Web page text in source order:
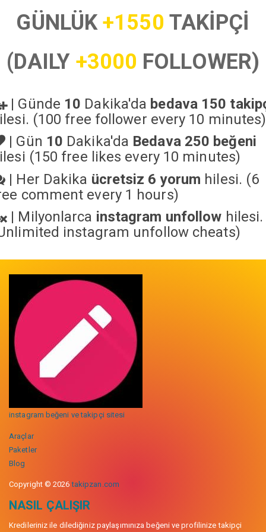
GÜNLÜK+1550 TAKİPÇİ
(DAILY +3000 FOLLOWER)
| Günde 10 Dakika'da bedava 150
(100 free follower every 10 minutes)
| Gün 10 Dakika'da Bedava 250 beğeni
(150 free likes every 10 minutes)
| Her Dakika ücretsiz 6 yorum hilesi. (6
comment every 1 hours)
| Milyonlarca instagram unfollow hilesi.
instagram unfollow cheats)
instagram beğeni ve takipçi sitesi
Araçlar
Paketler
Blog
Copyright © 2026takipzan.com
NASIL ÇALIŞIR
Kredileriniz ile dilediğiniz paylaşımınıza beğeni ve profilinize takipçi